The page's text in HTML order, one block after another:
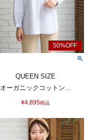
QUEEN SIZE
オーガニックコットン...
¥4,895税込